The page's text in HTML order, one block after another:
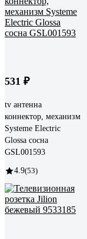
531 ₽
tv антенна
коннектор, механизм
Systeme Electric
Glossa сосна
GSL001593
4.9(53)